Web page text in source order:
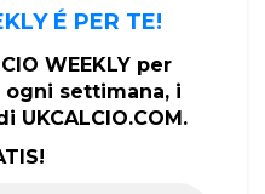
É PER TE!
WEEKLY per
settimana, i